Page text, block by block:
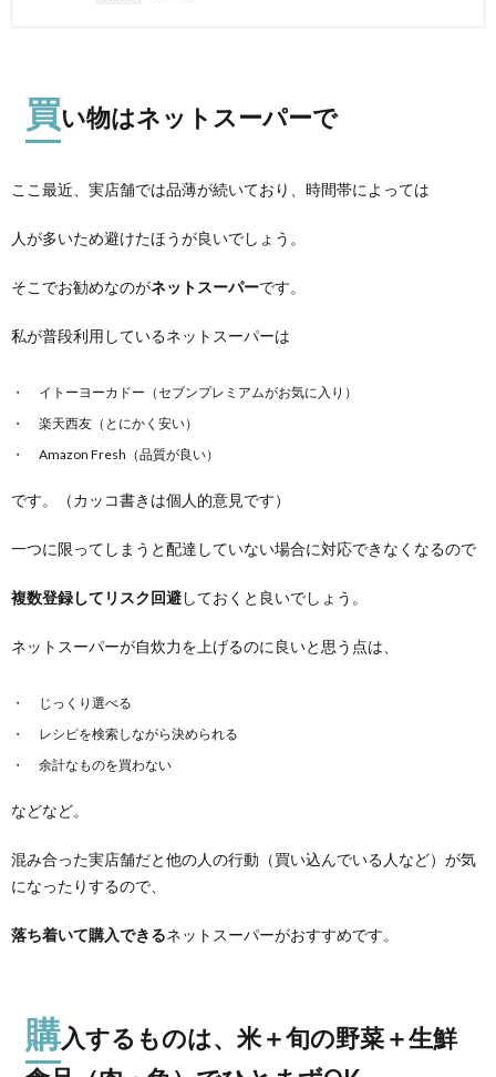
買い物はネットスーパーで
ここ最近、実店舗では品薄が続いており、時間帯によっては
人が多いため避けたほうが良いでしょう。
そこでお勧めなのがネットスーパーです。
私が普段利用しているネットスーパーは
イトーヨーカドー（セブンプレミアムがお気に入り）
楽天西友（とにかく安い）
Amazon Fresh（品質が良い）
です。（カッコ書きは個人的意見です）
一つに限ってしまうと配達していない場合に対応できなくなるので
複数登録してリスク回避しておくと良いでしょう。
ネットスーパーが自炊力を上げるのに良いと思う点は、
じっくり選べる
レシピを検索しながら決められる
余計なものを買わない
などなど。
混み合った実店舗だと他の人の行動（買い込んでいる人など）が気
になったりするので、
落ち着いて購入できるネットスーパーがおすすめです。
購入するものは、米＋旬の野菜＋生鮮